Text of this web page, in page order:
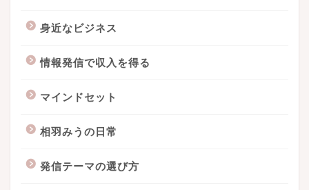
身近なビジネス
情報発信で収入を得る
マインドセット
相羽みうの日常
発信テーマの選び方